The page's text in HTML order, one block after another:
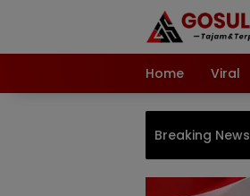
Home Viral
Breaking News